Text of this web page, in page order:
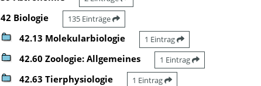
42 Biologie 135 Einträge
42.13 Molekularbiologie 1 Eintrag
42.60 Zoologie: Allgemeines 1 Eintrag
42.63 Tierphysiologie 1 Eintrag